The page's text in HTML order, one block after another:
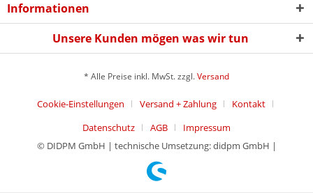
Informationen
Unsere Kunden mögen was wir tun
* Alle Preise inkl. MwSt. zzgl.Versand
Cookie-Einstellungen Versand + Zahlung
Kontakt
Datenschutz
AGB
Impressum
© DIDPM GmbH | technische Umsetzung: didpm GmbH |